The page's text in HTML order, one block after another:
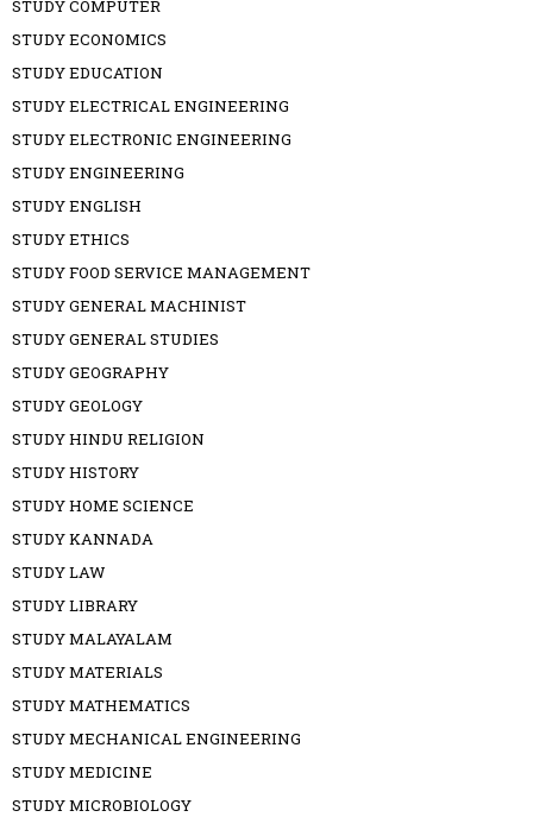
STUDY COMPUTER
STUDY ECONOMICS
STUDY EDUCATION
STUDY ELECTRICAL ENGINEERING
STUDY ELECTRONIC ENGINEERING
STUDY ENGINEERING
STUDY ENGLISH
STUDY ETHICS
STUDY FOOD SERVICE MANAGEMENT
STUDY GENERAL MACHINIST
STUDY GENERAL STUDIES
STUDY GEOGRAPHY
STUDY GEOLOGY
STUDY HINDU RELIGION
STUDY HISTORY
STUDY HOME SCIENCE
STUDY KANNADA
STUDY LAW
STUDY LIBRARY
STUDY MALAYALAM
STUDY MATERIALS
STUDY MATHEMATICS
STUDY MECHANICAL ENGINEERING
STUDY MEDICINE
STUDY MICROBIOLOGY